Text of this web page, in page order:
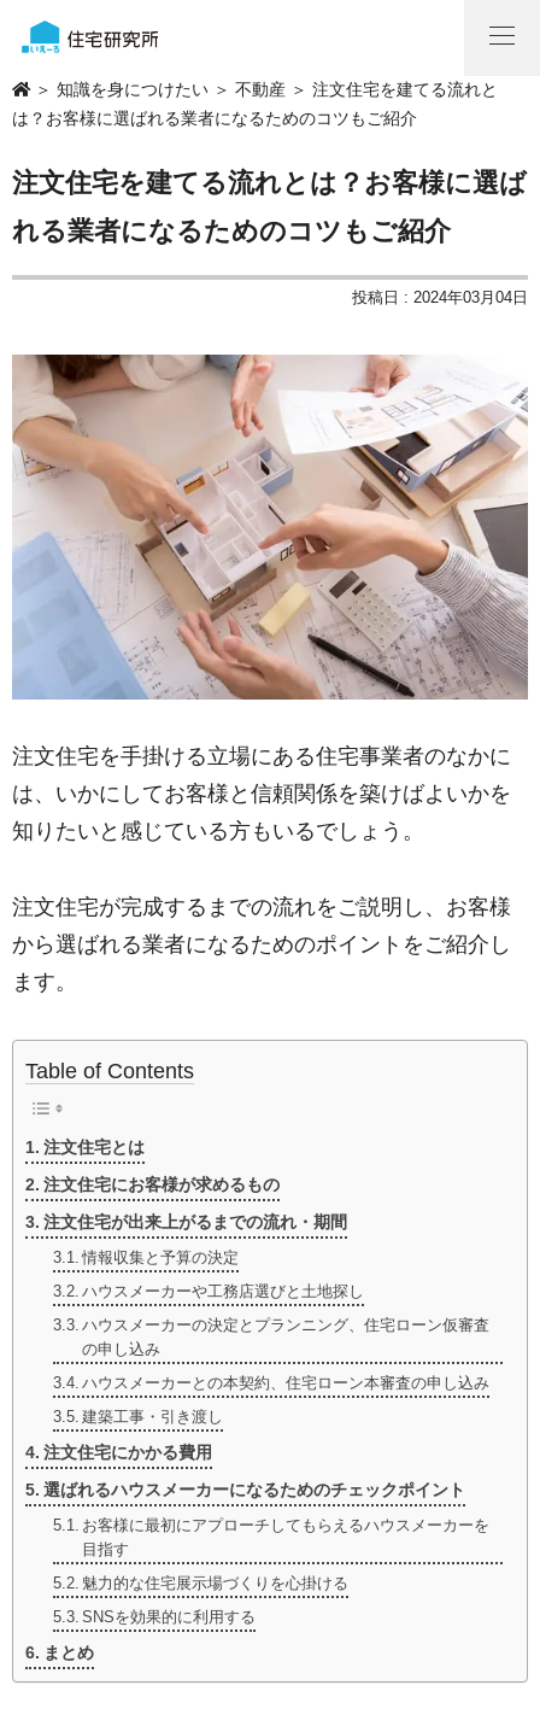
＞ 知識を身につけたい ＞ 不動産 ＞ 注文住宅を建てる流れと
は？お客様に選ばれる業者になるためのコツもご紹介
注文住宅を建てる流れとは？お客様に選ば
れる業者になるためのコツもご紹介
投稿日 : 2024年03月04日
注文住宅を手掛ける立場にある住宅事業者のなかに
は、いかにしてお客様と信頼関係を築けばよいかを
知りたいと感じている方もいるでしょう。
注文住宅が完成するまでの流れをご説明し、お客様
から選ばれる業者になるためのポイントをご紹介し
ます。
Table of Contents
注文住宅とは
注文住宅にお客様が求めるもの
注文住宅が出来上がるまでの流れ・期間
情報収集と予算の決定
ハウスメーカーや工務店選びと土地探し
ハウスメーカーの決定とプランニング、住宅ローン仮審査
の申し込み
ハウスメーカーとの本契約、住宅ローン本審査の申し込み
建築工事・引き渡し
注文住宅にかかる費用
選ばれるハウスメーカーになるためのチェックポイント
お客様に最初にアプローチしてもらえるハウスメーカーを
目指す
魅力的な住宅展示場づくりを心掛ける
SNSを効果的に利用する
まとめ